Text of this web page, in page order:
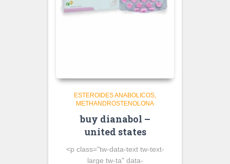
ESTEROIDES ANABOLICOS
METHANDROSTENOLONA
buy dianabol –
united states
<p class="tw-data-text tw-text-
large tw-ta" data-